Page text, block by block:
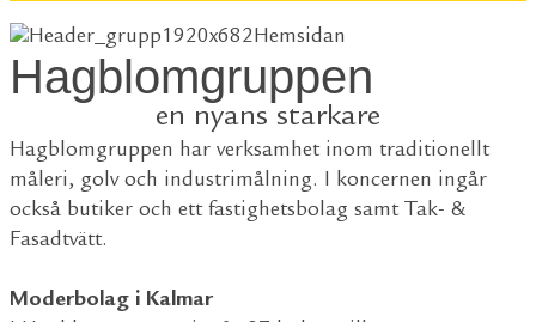
Hagblomgruppen
en nyans starkare
Hagblomgruppen har verksamhet inom traditionellt
måleri, golv och industrimålning. I koncernen ingår
också butiker och ett fastighetsbolag samt Tak- &
Fasadtvätt.
Moderbolag i Kalmar